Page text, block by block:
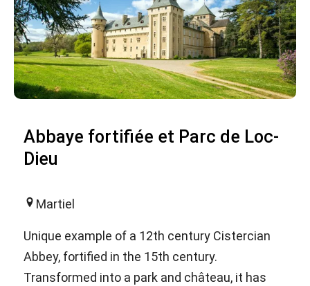
Abbaye fortifiée et Parc de Loc-
Dieu
Martiel
Unique example of a 12th century Cistercian
Abbey, fortified in the 15th century.
Transformed into a park and château, it has